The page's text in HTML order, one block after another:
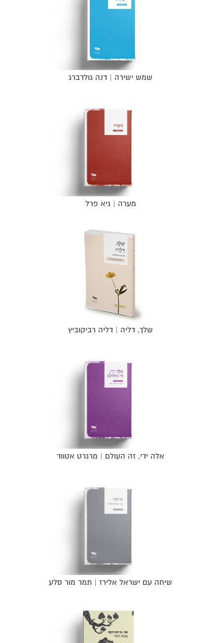
שמש ישירה | דנה גולדברג
מערה | גיא פרל
שלך, דליה | דליה רביקוביץ
אלה ידי, זה העולם | מרגרט אטווד
שיחה עם ישראל אלירז | תמר מור סלע